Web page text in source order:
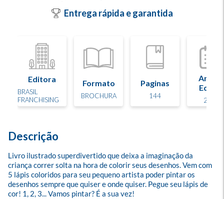
Entrega rápida e garantida
Editora
BRASIL
FRANCHISING
Formato
BROCHURA
Paginas
144
Ano de
Edição
2015
Descrição
Livro ilustrado superdivertido que deixa a imaginação da
criança correr solta na hora de colorir seus desenhos. Vem com
5 lápis coloridos para seu pequeno artista poder pintar os
desenhos sempre que quiser e onde quiser. Pegue seu lápis de
cor! 1, 2, 3... Vamos pintar? É a sua vez!